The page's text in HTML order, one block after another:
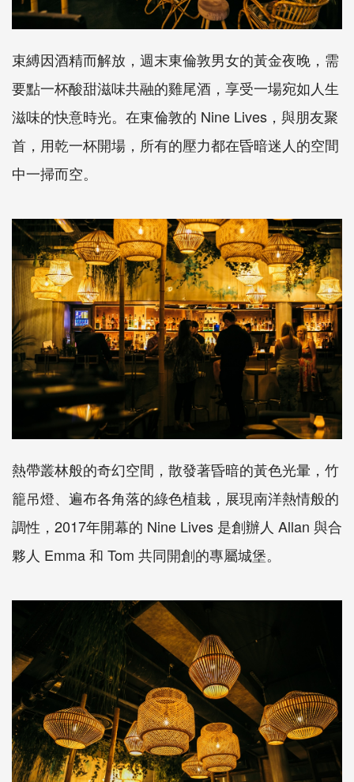
束縛因酒精而解放，週末東倫敦男女的黃金夜晚，需
要點一杯酸甜滋味共融的雞尾酒，享受一場宛如人生
滋味的快意時光。在東倫敦的 Nine Lives ，與朋友聚
首，用乾一杯開場，所有的壓力都在昏暗迷人的空間
中一掃而空。
熱帶叢林般的奇幻空間，散發著昏暗的黃色光暈，竹
籠吊燈、遍布各角落的綠色植栽，展現南洋熱情般的
調性，2017年開幕的 Nine Lives 是創辦人 Allan 與合
夥人 Emma和 Tom 共同開創的專屬城堡。